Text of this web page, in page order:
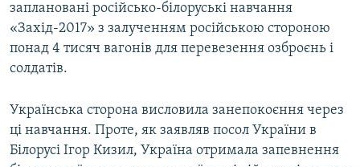
заплановані російсько-білоруські навчання
«Захід-2017» з залученням російською стороною
понад 4 тисяч вагонів для перевезення озброєнь і
солдатів.
Українська сторона висловила занепокоєння через
ці навчання. Проте, як заявляв посол України в
Білорусі Ігор Кизил, Україна отримала запевнення